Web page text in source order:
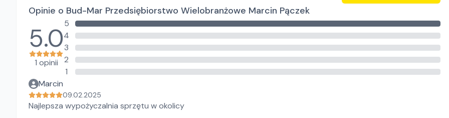
Opinie o Bud-Mar Przedsiębiorstwo Wielobranżowe Marcin Pączek
5.0
1 opinii
5
4
3
2
1
Marcin
09.02.2025
Najlepsza wypożyczalnia sprzętu w okolicy